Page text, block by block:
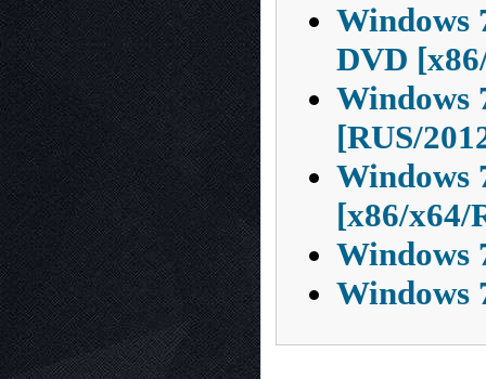
Windows
DVD
Windows
[RUS/
Windows
[x86/x64/
Windows
Windows